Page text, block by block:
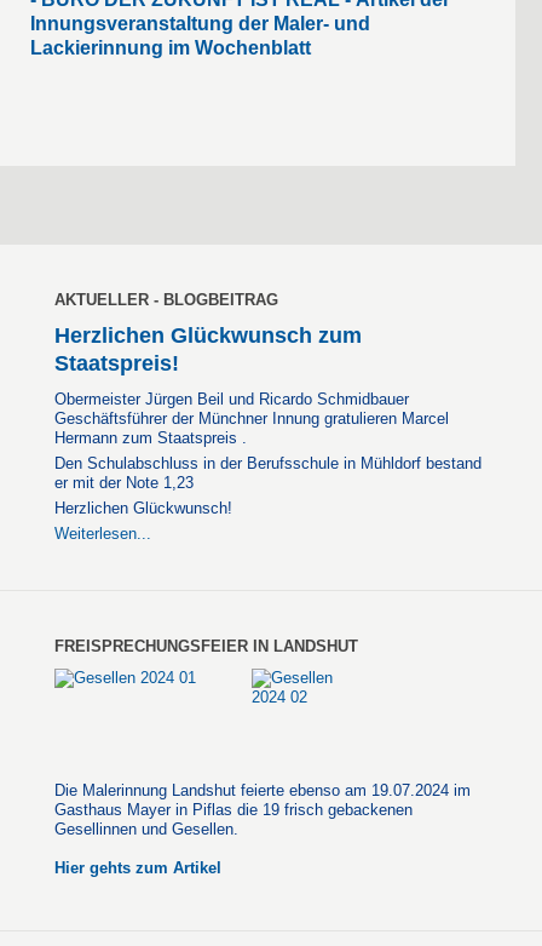
Innungsveranstaltung der Maler- und
Lackierinnung im Wochenblatt
AKTUELLER - BLOGBEITRAG
Herzlichen Glückwunsch zum
Staatspreis!
Obermeister Jürgen Beil und Ricardo Schmidbauer
Geschäftsführer der Münchner Innung gratulieren Marcel
Hermann zum Staatspreis .
Den Schulabschluss in der Berufsschule in Mühldorf bestand
er mit der Note 1,23
Herzlichen Glückwunsch!
Weiterlesen...
FREISPRECHUNGSFEIER IN LANDSHUT
Die Malerinnung Landshut feierte ebenso am 19.07.2024 im
Gasthaus Mayer in Piflas die 19 frisch gebackenen
Gesellinnen und Gesellen.
Hier gehts zum Artikel